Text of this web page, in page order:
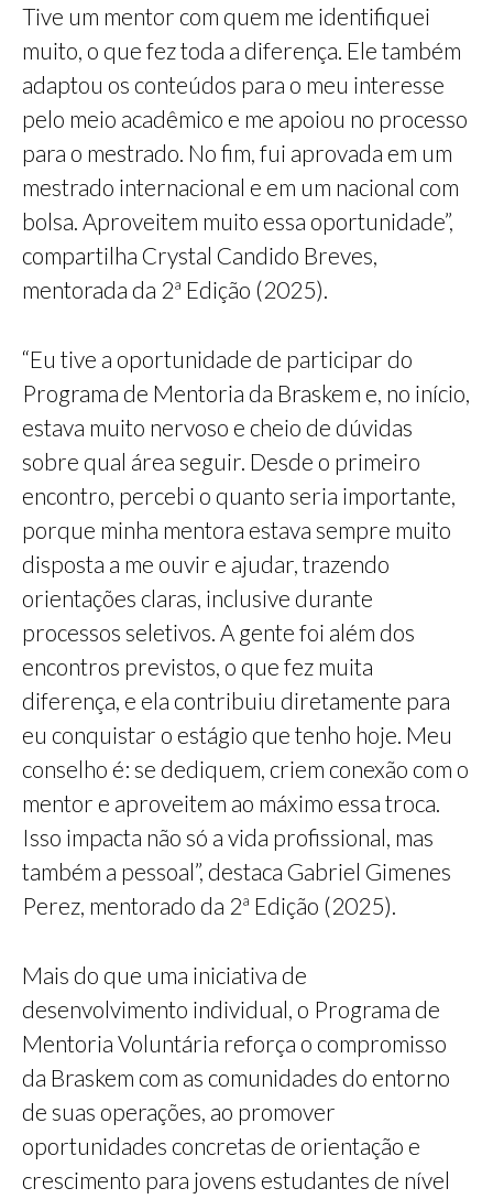
Tive um mentor com quem me identifiquei
muito, o que fez toda a diferença. Ele também
adaptou os conteúdos para o meu interesse
pelo meio acadêmico e me apoiou no processo
para o mestrado. No fim, fui aprovada em um
mestrado internacional e em um nacional com
bolsa. Aproveitem muito essa oportunidade”,
compartilha Crystal Candido Breves,
mentorada da 2ª Edição (2025).
“Eu tive a oportunidade de participar do
Programa de Mentoria da Braskem e, no início,
estava muito nervoso e cheio de dúvidas
sobre qual área seguir. Desde o primeiro
encontro, percebi o quanto seria importante,
porque minha mentora estava sempre muito
disposta a me ouvir e ajudar, trazendo
orientações claras, inclusive durante
processos seletivos. A gente foi além dos
encontros previstos, o que fez muita
diferença, e ela contribuiu diretamente para
eu conquistar o estágio que tenho hoje. Meu
conselho é: se dediquem, criem conexão com o
mentor e aproveitem ao máximo essa troca.
Isso impacta não só a vida profissional, mas
também a pessoal”, destaca Gabriel Gimenes
Perez, mentorado da 2ª Edição (2025).
Mais do que uma iniciativa de
desenvolvimento individual, o Programa de
Mentoria Voluntária reforça o compromisso
da Braskem com as comunidades do entorno
de suas operações, ao promover
oportunidades concretas de orientação e
crescimento para jovens estudantes de nível